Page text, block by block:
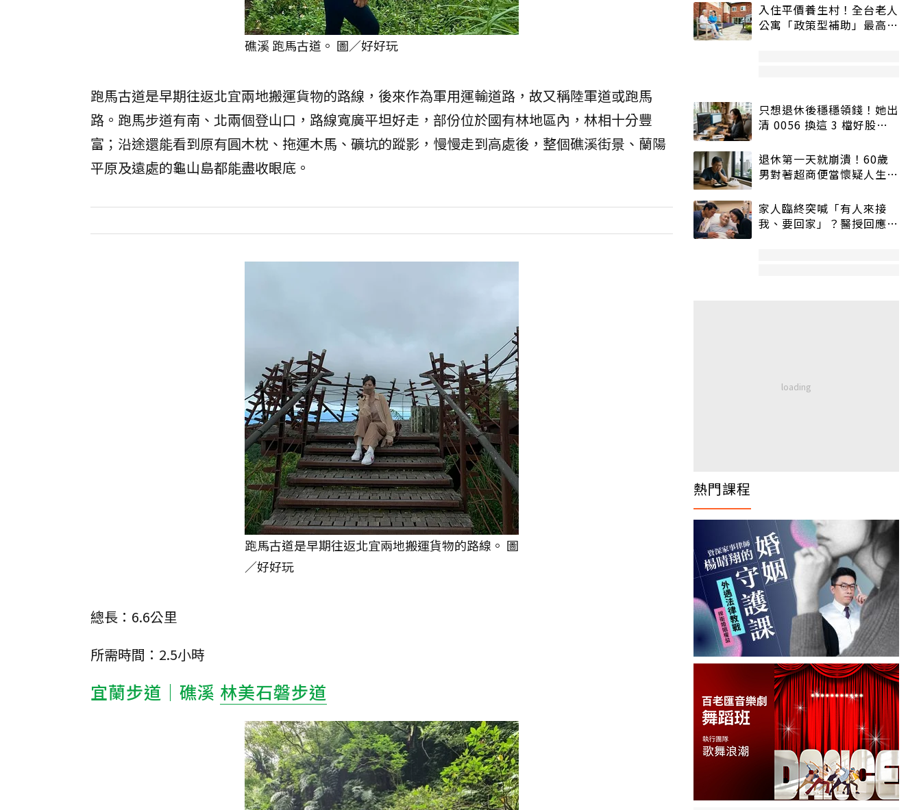
礁溪 跑馬古道。 圖／好好玩
跑馬古道是早期往返北宜兩地搬運貨物的路線，後來作為軍用運輸道路，故又稱陸軍道或跑馬
路。跑馬步道有南、北兩個登山口，路線寬廣平坦好走，部份位於國有林地區內，林相十分豐
富；沿途還能看到原有圓木枕、拖運木馬、礦坑的蹤影，慢慢走到高處後，整個礁溪街景、蘭陽
平原及遠處的龜山島都能盡收眼底。
跑馬古道是早期往返北宜兩地搬運貨物的路線。 圖
／好好玩
總長：6.6公里
所需時間：2.5小時
宜蘭步道｜礁溪 林美石磐步道
入住平價養生村！全台老人
公寓「政策型補助」最高打
只想退休後穩穩領錢！她出
清 0056 換這 3 檔好股：
退休第一天就崩潰！60歲
男對著超商便當懷疑人生
家人臨終突喊「有人來接
我、要回家」？醫授回應方
熱門課程